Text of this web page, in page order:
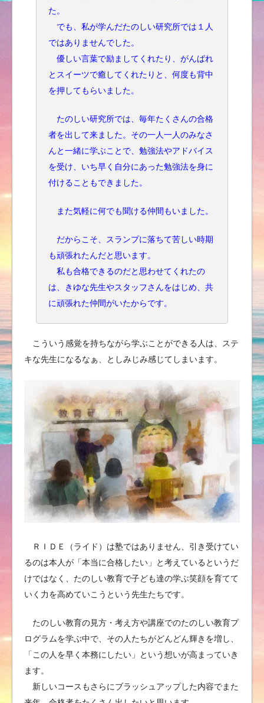
た。
でも、私が学んだたのしい研究所では１人
ではありませんでした。
優しい言葉で励ましてくれたり、がんばれ
とスイーツで癒してくれたりと、何度も背中
を押してもらいました。
たのしい研究所では、毎年たくさんの合格
者を出して来ました。その一人一人のみなさ
んと一緒に学ぶことで、勉強法やアドバイス
を受け、いち早く自分にあった勉強法を身に
付けることもできました。
また気軽に何でも聞ける仲間もいました。
だからこそ、スランプに落ちて苦しい時期
も頑張れたんだと思います。
私も合格できるのだと思わせてくれたの
は、きゆな先生やスタッフさんをはじめ、共
に頑張れた仲間がいたからです。
こういう感覚を持ちながら学ぶことができる人は、ステ
キな先生になるなぁ、としみじみ感じてしまいます。
ＲＩＤＥ（ライド）は塾ではありません、引き受けてい
るのは本人が「本当に合格したい」と考えているというだ
けではなく、たのしい教育で子ども達の学ぶ笑顔を育てて
いく力を高めていこうという先生たちです。
たのしい教育の見方・考え方や講座でのたのしい教育プ
ログラムを学ぶ中で、その人たちがどんどん輝きを増し、
「この人を早く本務にしたい」という想いが高まっていき
ます。
新しいコースもさらにブラッシュアップした内容でまた